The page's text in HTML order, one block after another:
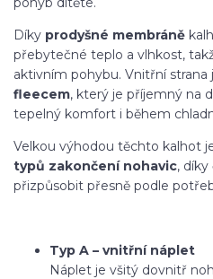
Díky prodyšné membráně
přebytečné teplo a vlhkost,
aktivním pohybu. Vnitřní strana
fleecem, který je příjemný na
tepelný komfort i během
Velkou výhodou těchto kalhot
typů zakončení nohavic,
přizpůsobit přesně podle
Typ A – vnitřní náplet
Náplet je všitý dovnitř